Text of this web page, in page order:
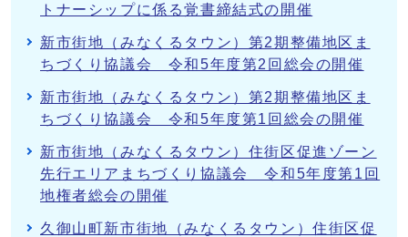
トナーシップに係る覚書締結式の開催
新市街地（みなくるタウン）第2期整備地区ま
ちづくり協議会 令和5年度第2回総会の開催
新市街地（みなくるタウン）第2期整備地区ま
ちづくり協議会 令和5年度第1回総会の開催
新市街地（みなくるタウン）住街区促進ゾーン
先行エリアまちづくり協議会 令和5年度第1回
地権者総会の開催
久御山町新市街地（みなくるタウン）住街区促